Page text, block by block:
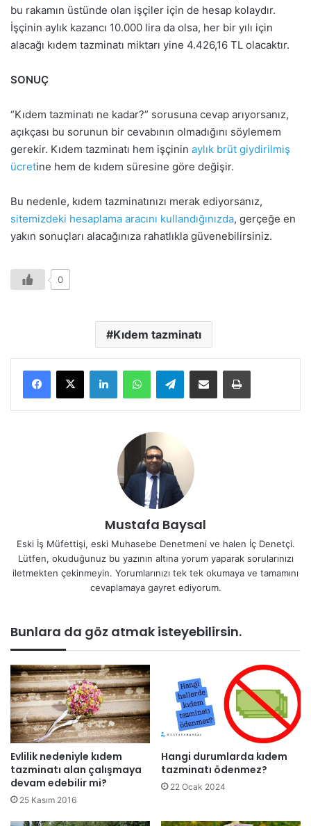
bu rakamın üstünde olan işçiler için de hesap kolaydır.
İşçinin aylık kazancı 10.000 lira da olsa, her bir yılı için
alacağı kıdem tazminatı miktarı yine 4.426,16 TL olacaktır.
SONUÇ
“Kıdem tazminatı ne kadar?” sorusuna cevap arıyorsanız,
açıkçası bu sorunun bir cevabının olmadığını söylemem
gerekir. Kıdem tazminatı hem işçinin aylık brüt giydirilmiş
ücretine hem de kıdem süresine göre değişir.
Bu nedenle, kıdem tazminatınızı merak ediyorsanız,
sitemizdeki hesaplama aracını kullandığınızda, gerçeğe en
yakın sonuçları alacağınıza rahatlıkla güvenebilirsiniz.
0
Kıdem tazminatı
LinkedInWhatsAppTelegramE-Posta ile paylaş Yazdır
Mustafa Baysal
Eski İş Müfettişi, eski Muhasebe Denetmeni ve halen İç Denetçi.
Lütfen, okuduğunuz bu yazının altına yorum yaparak sorularınızı
iletmekten çekinmeyin. Yorumlarınızı tek tek okumaya ve tamamını
cevaplamaya gayret ediyorum.
Bunlara da göz atmak isteyebilirsin.
Evlilik nedeniyle kıdem
tazminatı alan çalışmaya
devam edebilir mi?
25 Kasım 2016
Hangi durumlarda kıdem
tazminatı ödenmez?
22 Ocak 2024